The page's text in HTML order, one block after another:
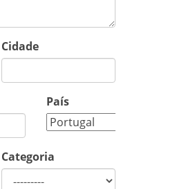
Cidade
País
Categoria